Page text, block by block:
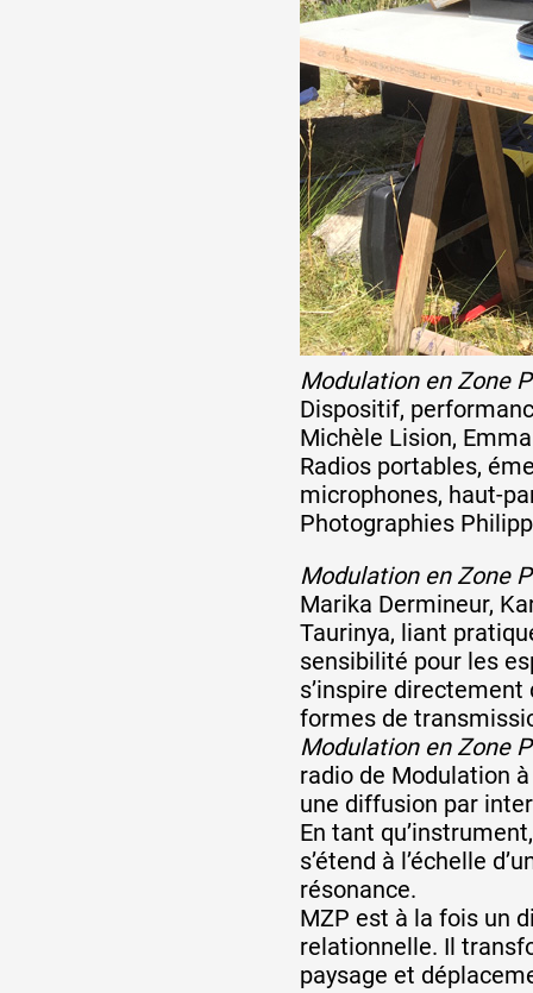
Modulation en Zone
Dispositif,
Michèle Lision,
Radios portables,
microphones, haut-
Photographies
Modulation en Zone
Marika Dermineur,
Taurinya, liant
sensibilité pour les
s’inspire
formes de
Modulation en Zone
radio de Modulation
une diffusion par
En tant
s’étend à l’échelle
résonance.
MZP est à la fois un
relationnelle. Il
paysage et